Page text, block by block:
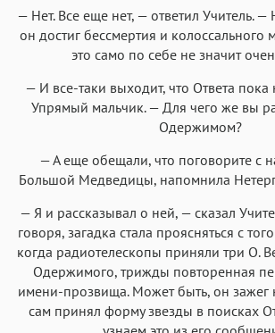
— Нет. Все еще нет, — ответил Учитель.
он достиг бессмертия и колоссального
это само по себе не значит
— И все-таки выходит, что Ответа пока
Упрямый мальчик. — Для чего же вы
Одержимом?
— А еще обещали, что поговорите с
Большой Медведицы, напомнила
— Я и рассказывал о ней, — сказал
говоря, загадка стала проясняться с
когда радиотелескопы приняли три О.
Одержимого, трижды повторенная
имени-прозвища. Может быть, он зажег
сам принял форму звезды в поисках